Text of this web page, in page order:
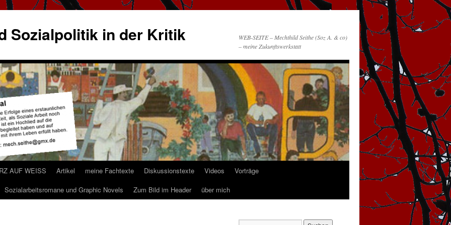
Sozialpolitik in der Kritik
WEB-SEITE – Mechthild Seithe (Soz A. & co)
– meine Zukunftswerkstatt
AUF WEISS Artikel meine Fachtexte Diskussionstexte Videos
Vorträge
Sozialarbeitsromane und Graphic Novels Zum Bild im Header über mich